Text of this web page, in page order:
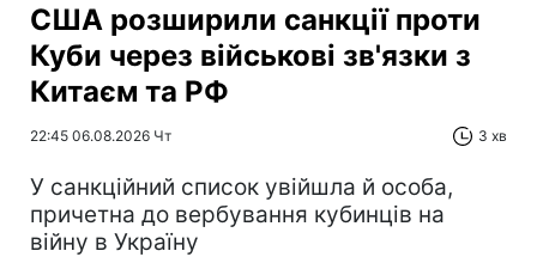
США розширили санкції проти
Куби через військові зв'язки з
Китаєм та РФ
22:45 06.08.2026 Чт 3 хв
У санкційний список увійшла й особа,
причетна до вербування кубинців на
війну в Україну